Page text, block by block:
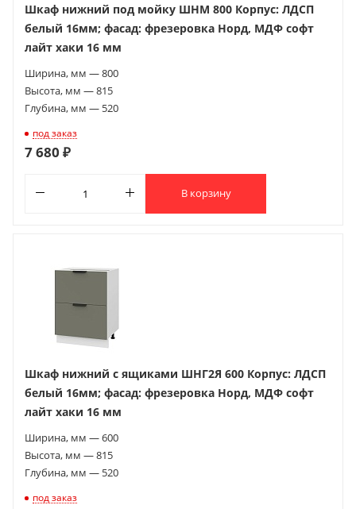
Шкаф нижний под мойку ШНМ 800 Корпус: ЛДСП
белый 16мм; фасад: фрезеровка Норд, МДФ софт
лайт хаки 16 мм
Ширина, мм — 800
Высота, мм — 815
Глубина, мм — 520
под заказ
7 680 ₽
В корзину
Шкаф нижний с ящиками ШНГ2Я 600 Корпус: ЛДСП
белый 16мм; фасад: фрезеровка Норд, МДФ софт
лайт хаки 16 мм
Ширина, мм — 600
Высота, мм — 815
Глубина, мм — 520
под заказ